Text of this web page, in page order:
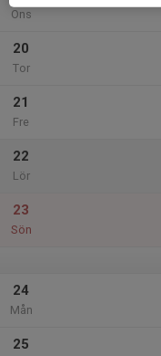
Ons
20
Tor
21
Fre
22
Lör
23
Sön
24
Mån
25